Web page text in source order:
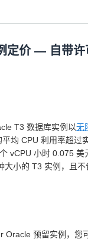
区）
区）
定价 — 自带许
用于在单可用区中部
T3 数据库实例以无
均 CPU 利用率超过
vCPU 小时 0.075 美
大小的 T3 实例，且不
Oracle 预留实例，您